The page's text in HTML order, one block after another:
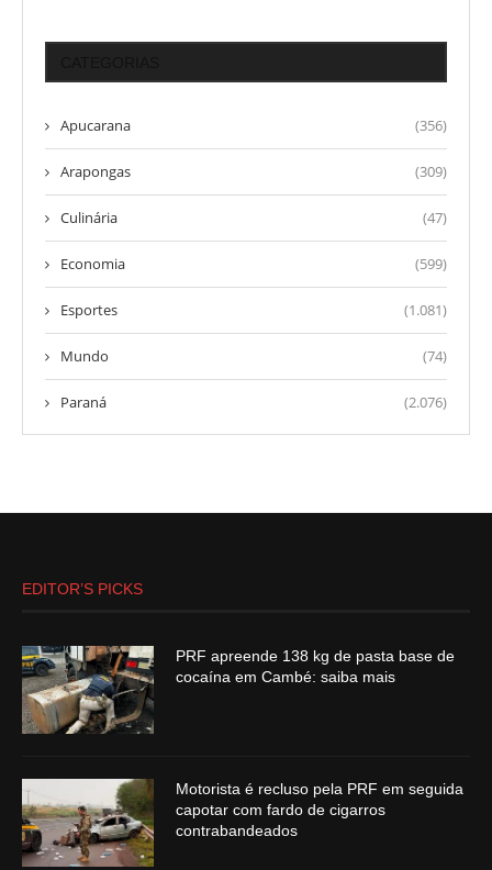
Apucarana (356)
Arapongas (309)
Culinária (47)
Economia (599)
Esportes (1.081)
Mundo (74)
Paraná (2.076)
EDITOR’S PICKS
PRF apreende 138 kg de pasta base de
cocaína em Cambé: saiba mais
Motorista é recluso pela PRF em seguida
capotar com fardo de cigarros
contrabandeados